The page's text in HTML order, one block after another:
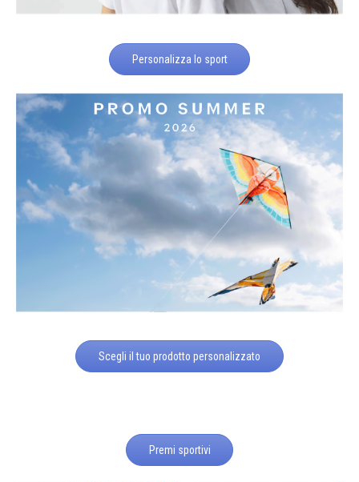
Personalizza lo sport
Scegli il tuo prodotto personalizzato
Premi sportivi